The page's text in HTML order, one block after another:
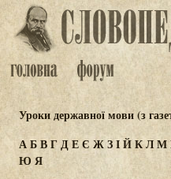
Уроки державної мови (з
АБВГДЕЄ ЖЗІЙКЛМ
Ю Я